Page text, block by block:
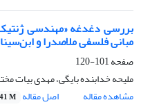
بررسی دغدغه «مهندسی
مبانی فلسفی ملاصدرا و ابن‌سینا
صفحه101-120
ملیحه خدابنده بایگی، مهدی بیات
مشاهده مقاله
اصل مقاله M